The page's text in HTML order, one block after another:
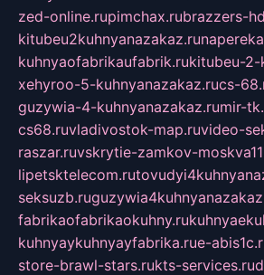
zed-online.rupimchax.rubrazzers-
kitubeu2kuhnyanazakaz.ru
kuhnyaofabrikaufabrik.rukitubeu-2-
xehyroo-5-kuhnyanazakaz.rucs-
guzywia-4-kuhnyanazakaz.rumir-
cs68.ruvladivostok-map.ruvideo-
raszar.ruvskrytie-zamkov-
lipetsktelecom.ru
seksuzb.ru
fabrikaofabrikaokuhny.ru
kuhnyaykuhnyayfabrika.rue-
store-brawl-stars.rukts-services.ru